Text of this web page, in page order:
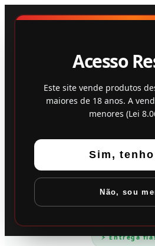
Acesso
Este site vende produtos
maiores de 18 anos. A
menores (Lei
Sim, tenho
Não, sou
⚡ Entrega